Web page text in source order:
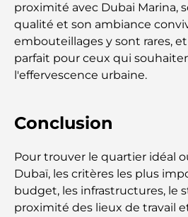
Les 10 pays les plus riches
Activités à faire avec des
guide complet pour les
Dubaï pour une escapade
Lieux romantiques à Dubaï
inoubliables
Les meilleures options de
proximité avec Dubai Marina,
qualité et son ambiance
embouteillages y sont rares,
parfait pour ceux qui
l'effervescence urbaine.
Conclusion
Pour trouver le quartier idéal
Dubaï, les critères les plus
budget, les infrastructures, le
proximité des lieux de travail